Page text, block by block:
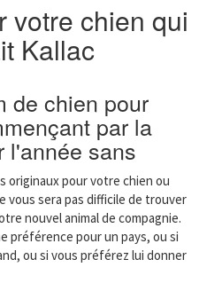
votre chien qui
Kallac
de chien pour
par la
l'année sans
originaux pour votre chien ou
vous sera pas difficile de trouver
nouvel animal de compagnie.
préférence pour un pays, ou si
ou si vous préférez lui donner